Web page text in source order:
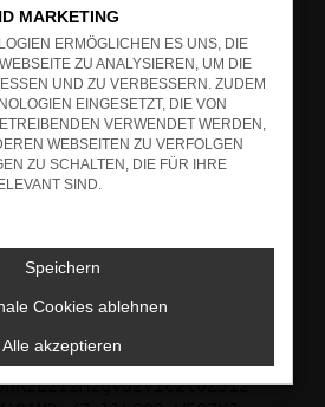
sondern kann auch dazu
Funktionen nicht mehr
den Webseitenbetreiber.
genannten Schritte versucht
uns bitte. Wir werden
Problem zu beheben. Du kannst
MARKETING
ERMÖGLICHEN ES UNS, DIE
ZU ANALYSIEREN, UM DIE
UND ZU VERBESSERN. ZUDEM
EINGESETZT, DIE VON
VERWENDET WERDEN,
WEBSEITEN ZU VERFOLGEN
ZU SCHALTEN, DIE FÜR IHRE
SIND.
Speichern
Cookies ablehnen
Alle akzeptieren